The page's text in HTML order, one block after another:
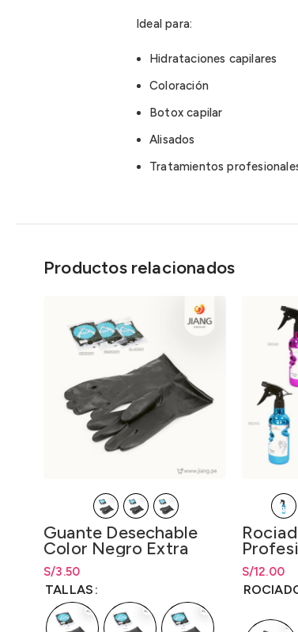
Ideal para:
Hidrataciones capilares
Coloración
Botox capilar
Alisados
Tratamientos
Productos relacionados
Guante Desechable
Color Negro Extra
Grueso
S/3.50
Rango de precios: desde
hasta S/3.50
TALLAS
S/12.00
Rango de
hastaS/